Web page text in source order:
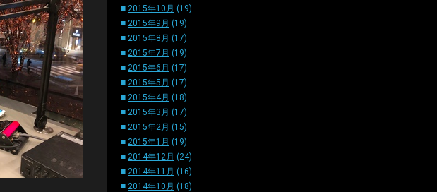
■ 2015年10月 (19)
■ 2015年9月 (19)
■ 2015年8月 (17)
■ 2015年7月 (19)
■ 2015年6月 (17)
■ 2015年5月 (17)
■ 2015年4月 (18)
■ 2015年3月 (17)
■ 2015年2月 (15)
■ 2015年1月 (19)
■ 2014年12月 (24)
■ 2014年11月 (16)
■ 2014年10月 (18)